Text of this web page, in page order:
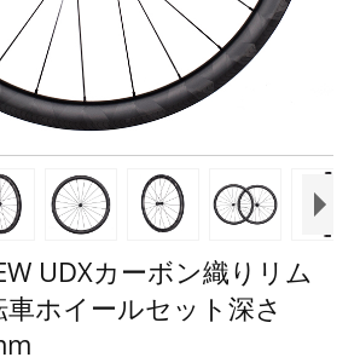
UDXカーボン織りリム
ホイールセット深さ